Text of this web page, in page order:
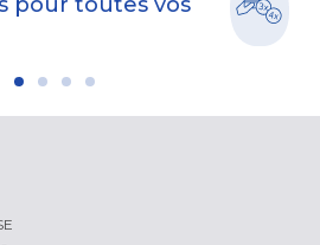
pour toutes vos